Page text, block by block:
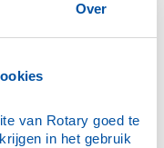
Over
van Rotary goed te
in het gebruik